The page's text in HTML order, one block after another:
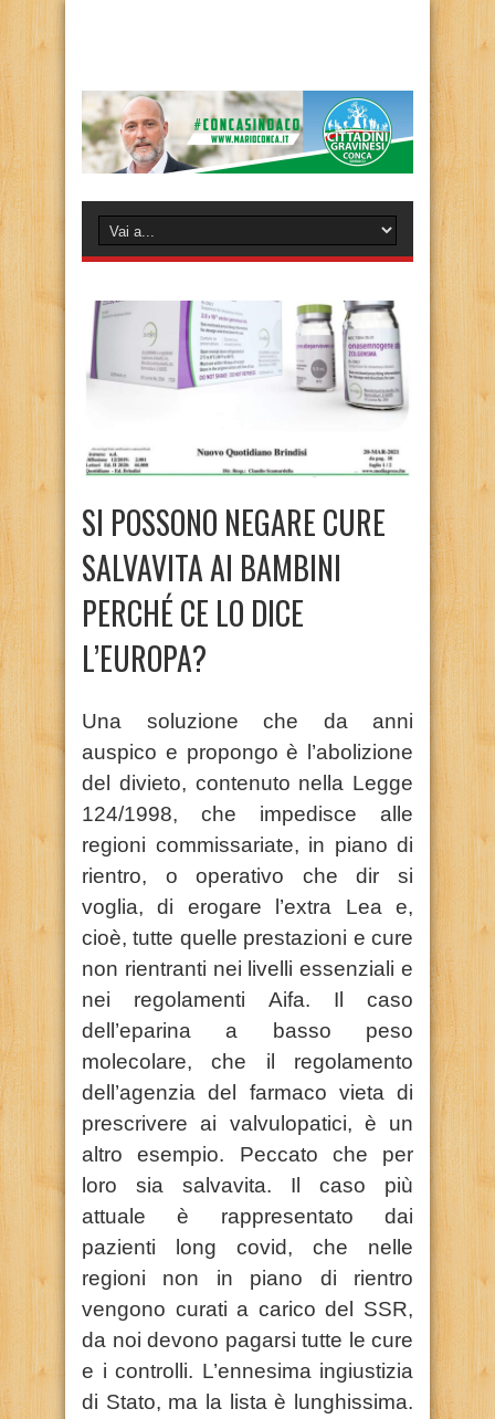
SI POSSONO NEGARE CURE
SALVAVITA AI BAMBINI
PERCHÉ CE LO DICE
L’EUROPA?
Una soluzione che da anni
auspico e propongo è l’abolizione
del divieto, contenuto nella Legge
124/1998, che impedisce alle
regioni commissariate, in piano di
rientro, o operativo che dir si
voglia, di erogare l’extra Lea e,
cioè, tutte quelle prestazioni e cure
non rientranti nei livelli essenziali e
nei regolamenti Aifa. Il caso
dell’eparina a basso peso
molecolare, che il regolamento
dell’agenzia del farmaco vieta di
prescrivere ai valvulopatici, è un
altro esempio. Peccato che per
loro sia salvavita. Il caso più
attuale è rappresentato dai
pazienti long covid, che nelle
regioni non in piano di rientro
vengono curati a carico del SSR,
da noi devono pagarsi tutte le cure
e i controlli. L’ennesima ingiustizia
di Stato, ma la lista è lunghissima.